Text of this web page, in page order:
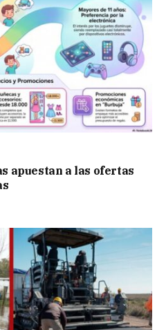
apuestan a las ofertas